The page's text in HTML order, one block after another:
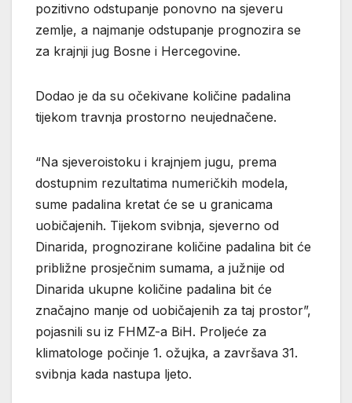
pozitivno odstupanje ponovno na sjeveru
zemlje, a najmanje odstupanje prognozira se
za krajnji jug Bosne i Hercegovine.
Dodao je da su očekivane količine padalina
tijekom travnja prostorno neujednačene.
“Na sjeveroistoku i krajnjem jugu, prema
dostupnim rezultatima numeričkih modela,
sume padalina kretat će se u granicama
uobičajenih. Tijekom svibnja, sjeverno od
Dinarida, prognozirane količine padalina bit će
približne prosječnim sumama, a južnije od
Dinarida ukupne količine padalina bit će
značajno manje od uobičajenih za taj prostor”,
pojasnili su iz FHMZ-a BiH. Proljeće za
klimatologe počinje 1. ožujka, a završava 31.
svibnja kada nastupa ljeto.